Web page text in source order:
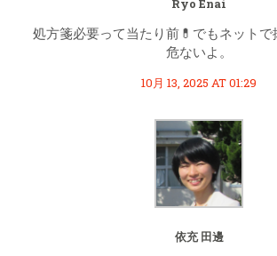
Ryo Enai
処方箋必要って当たり前💊でもネットで
危ないよ。
10月 13, 2025 AT 01:29
依充 田邊